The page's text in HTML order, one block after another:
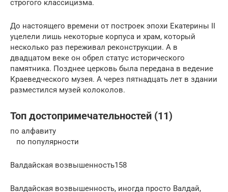
строгого классицизма.
До настоящего времени от построек эпохи Екатерины ІІ
уцелели лишь некоторые корпуса и храм, который
несколько раз переживал реконструкции. А в
двадцатом веке он обрел статус исторического
памятника. Позднее церковь была передана в ведение
Краеведческого музея. А через пятнадцать лет в здании
разместился музей колоколов.
Топ достопримечательностей (11)
по алфавиту
по популярности
Валдайская возвышенность158
Валдайская возвышенность, иногда просто Валдай,